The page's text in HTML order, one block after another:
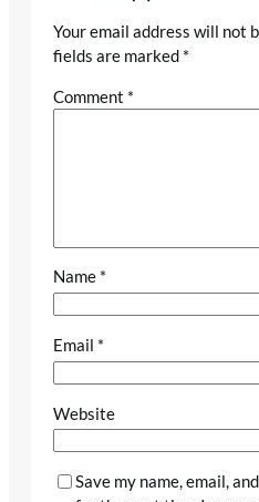
Your email address will not
fields are marked *
Comment *
Name *
Email *
Website
Save my name, email,